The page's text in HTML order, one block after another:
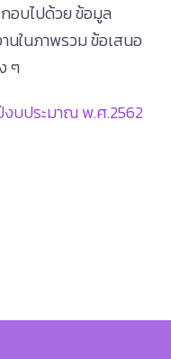
อบไปด้วย ข้อมูล
นในภาพรวม ข้อเสนอ
ๆ
งบประมาณ พ.ศ.2562